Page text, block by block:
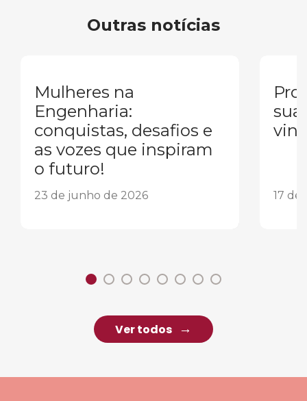
Outras notícias
Mulheres na
Engenharia:
conquistas, desafios e
as vozes que inspiram
o futuro!
23 de junho de 2026
sua
17 de
Ver todos